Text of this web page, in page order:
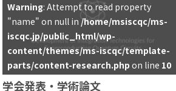
Warning: Attempt to read property
"name" on null in /home/msiscqc/ms-
iscqc.jp/public_html/wp-
content/themes/ms-iscqc/template-
parts/content-research.php on line 10
学会発表・学術論文